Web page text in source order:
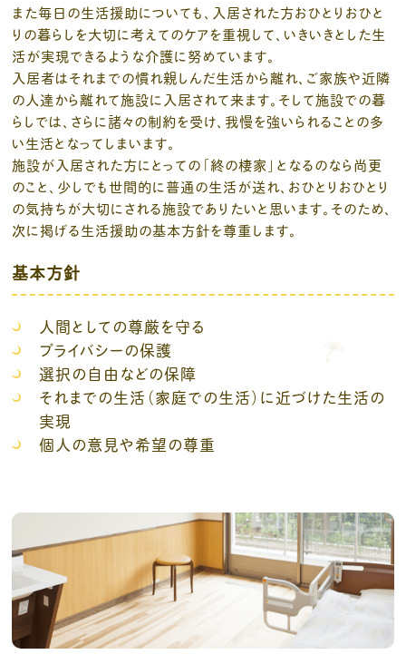
また毎日の生活援助についても、入居された方おひとりおひと
りの暮らしを大切に考えてのケアを重視して、いきいきとした生
活が実現できるような介護に努めています。
入居者はそれまでの慣れ親しんだ生活から離れ、ご家族や近隣
の人達から離れて施設に入居されて来ます。そして施設での暮
らしでは、さらに諸々の制約を受け、我慢を強いられることの多
い生活となってしまいます。
施設が入居された方にとっての「終の棲家」となるのなら尚更
のこと、少しでも世間的に普通の生活が送れ、おひとりおひとり
の気持ちが大切にされる施設でありたいと思います。そのため、
次に掲げる生活援助の基本方針を尊重します。
基本方針
人間としての尊厳を守る
プライバシーの保護
選択の自由などの保障
それまでの生活（家庭での生活）に近づけた生活の
実現
個人の意見や希望の尊重